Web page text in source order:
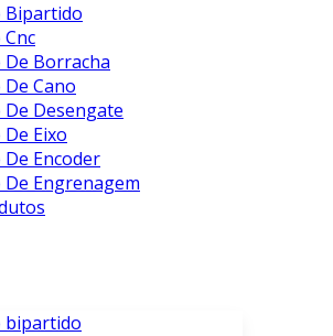
Bipartido
Borracha
Cano
Desengate
Eixo
Encoder
Engrenagem
bipartido